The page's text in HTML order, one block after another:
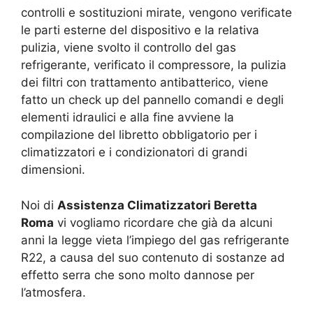
controlli e sostituzioni mirate, vengono verificate
le parti esterne del dispositivo e la relativa
pulizia, viene svolto il controllo del gas
refrigerante, verificato il compressore, la pulizia
dei filtri con trattamento antibatterico, viene
fatto un check up del pannello comandi e degli
elementi idraulici e alla fine avviene la
compilazione del libretto obbligatorio per i
climatizzatori e i condizionatori di grandi
dimensioni.
Noi di Assistenza Climatizzatori Beretta
Roma vi vogliamo ricordare che già da alcuni
anni la legge vieta l’impiego del gas refrigerante
R22, a causa del suo contenuto di sostanze ad
effetto serra che sono molto dannose per
l’atmosfera.